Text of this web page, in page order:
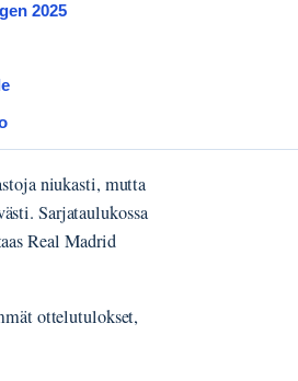
2025
niukasti, mutta
Sarjataulukossa
Real Madrid
ottelutulokset,